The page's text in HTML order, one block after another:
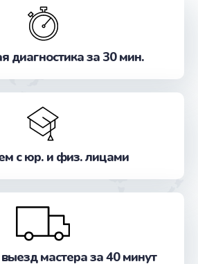
диагностика за 30 мин.
с юр. и физ. лицами
мастера за 40 минут